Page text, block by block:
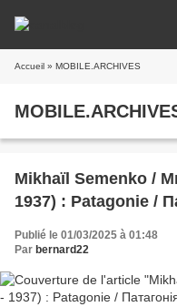
Accueil » MOBILE.ARCHIVES
Mikhaïl Semenko /
1937) : Patagonie /
Publié le 01/03/2025 à 01:48
Par bernard22